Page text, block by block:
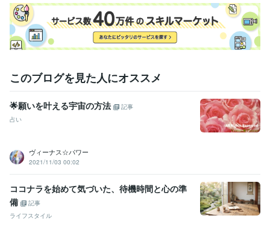
このブログを見た人にオススメ
🌟願いを叶える宇宙の方法
記事
占い
ヴィーナス☆パワー
2021/11/03 00:02
ココナラを始めて気づいた、待機時間と心の準
備
記事
ライフスタイル